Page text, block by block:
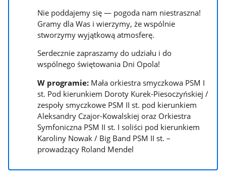
Nie poddajemy się — pogoda nam niestraszna!
Gramy dla Was i wierzymy, że wspólnie
stworzymy wyjątkową atmosferę.
Serdecznie zapraszamy do udziału i do
wspólnego świętowania Dni Opola!
W programie: Mała orkiestra smyczkowa PSM I
st. Pod kierunkiem Doroty Kurek-Piesoczyńskiej /
zespoły smyczkowe PSM II st. pod kierunkiem
Aleksandry Czajor-Kowalskiej oraz Orkiestra
Symfoniczna PSM II st. I soliści pod kierunkiem
Karoliny Nowak / Big Band PSM II st. –
prowadzący Roland Mendel